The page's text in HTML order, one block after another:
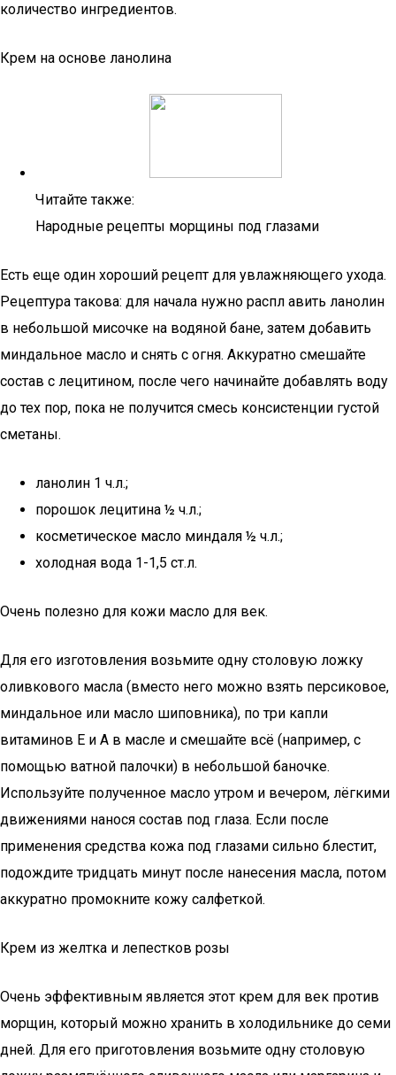
количество ингредиентов.
Крем на основе ланолина
Читайте также:
Народные рецепты морщины под глазами
Есть еще один хороший рецепт для увлажняющего ухода.
Рецептура такова: для начала нужно распл авить ланолин
в небольшой мисочке на водяной бане, затем добавить
миндальное масло и снять с огня. Аккуратно смешайте
состав с лецитином, после чего начинайте добавлять воду
до тех пор, пока не получится смесь консистенции густой
сметаны.
ланолин 1 ч.л.;
порошок лецитина ½ ч.л.;
косметическое масло миндаля ½ ч.л.;
холодная вода 1-1,5 ст.л.
Очень полезно для кожи масло для век.
Для его изготовления возьмите одну столовую ложку
оливкового масла (вместо него можно взять персиковое,
миндальное или масло шиповника), по три капли
витаминов Е и А в масле и смешайте всё (например, с
помощью ватной палочки) в небольшой баночке.
Используйте полученное масло утром и вечером, лёгкими
движениями нанося состав под глаза. Если после
применения средства кожа под глазами сильно блестит,
подождите тридцать минут после нанесения масла, потом
аккуратно промокните кожу салфеткой.
Крем из желтка и лепестков розы
Очень эффективным является этот крем для век против
морщин, который можно хранить в холодильнике до семи
дней. Для его приготовления возьмите одну столовую